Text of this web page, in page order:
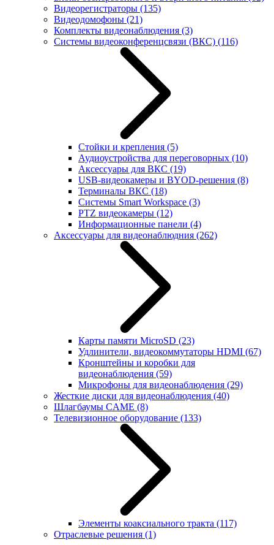
Видеорегистраторы (135)
Видеодомофоны (21)
Комплекты видеонаблюдения (3)
Системы видеоконференцсвязи (ВКС) (116)
Стойки и крепления (5)
Аудиоустройства для переговорных (10)
Аксессуары для ВКС (19)
USB-видеокамеры и BYOD-решения (8)
Терминалы ВКС (18)
Системы Smart Workspace (3)
PTZ видеокамеры (12)
Информационные панели (4)
Аксессуары для видеонаблюдния (262)
Карты памяти MicroSD (23)
Удлинители, видеокоммутаторы HDMI (67)
Кронштейны и коробки для
видеонаблюдения (59)
Микрофоны для видеонаблюдения (29)
Жесткие диски для видеонаблюдения (40)
Шлагбаумы CAME (8)
Телевизионное оборудование (133)
Элементы коаксиального тракта (117)
Отраслевые решения (1)